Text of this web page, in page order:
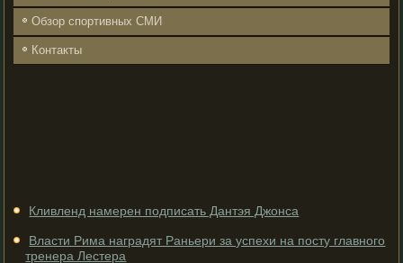
Обзор спортивных СМИ
Контакты
Кливленд намерен подписать Дантэя Джонса
Власти Рима наградят Раньери за успехи на посту главного
тренера Лестера